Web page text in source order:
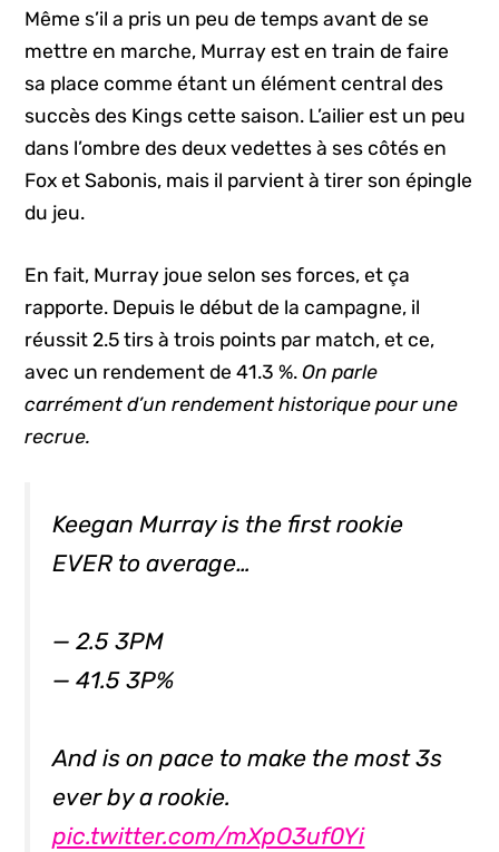
Même s’il a pris un peu de temps avant de se
mettre en marche, Murray est en train de faire
sa place comme étant un élément central des
succès des Kings cette saison. L’ailier est un peu
dans l’ombre des deux vedettes à ses côtés en
Fox et Sabonis, mais il parvient à tirer son épingle
du jeu.
En fait, Murray joue selon ses forces, et ça
rapporte. Depuis le début de la campagne, il
réussit 2.5 tirs à trois points par match, et ce,
avec un rendement de 41.3 %.On parle
carrément d’un rendement historique pour une
recrue.
Keegan Murray is the first rookie
EVER to average…
— 2.5 3PM
— 41.5 3P%
And is on pace to make the most 3s
ever by a rookie.
pic.twitter.com/mXpO3uf0Yi